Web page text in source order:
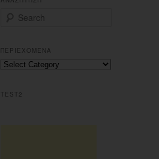
r
c
h
ΠΕΡΙΕΧΟΜΕΝΑ
Περιεχομενα
TEST2